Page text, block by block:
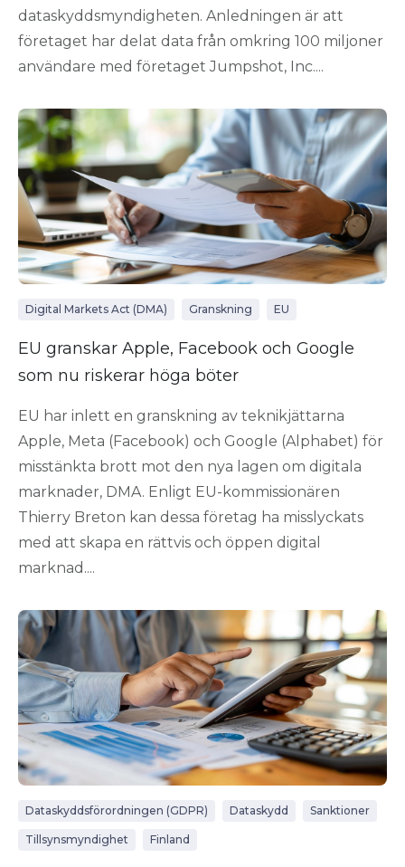
dataskyddsmyndigheten. Anledningen är att
företaget har delat data från omkring 100 miljoner
användare med företaget Jumpshot, Inc....
Digital Markets Act (DMA) Granskning EU
EU granskar Apple, Facebook och Google
som nu riskerar höga böter
EU har inlett en granskning av teknikjättarna
Apple, Meta (Facebook) och Google (Alphabet) för
misstänkta brott mot den nya lagen om digitala
marknader, DMA. Enligt EU-kommissionären
Thierry Breton kan dessa företag ha misslyckats
med att skapa en rättvis och öppen digital
marknad....
Dataskyddsförordningen (GDPR) Dataskydd Sanktioner
Tillsynsmyndighet Finland